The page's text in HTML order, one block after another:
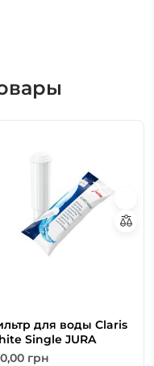
для воды Claris
Single JURA
грн